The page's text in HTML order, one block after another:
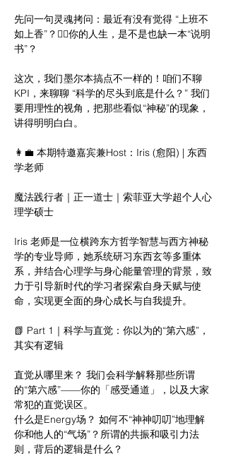
先问一句灵魂拷问：最近有没有觉得 “上班不
如上香”？🧘‍♀️你的人生，是不是也缺一本“说明
书”？
这次，我们墨尔本搞点不一样的！咱们不聊
KPI，来聊聊 “科学的尽头到底是什么？” 我们
要用理性的视角，把那些看似“神秘”的现象，
讲得明明白白。
👩‍💼 本期特邀嘉宾兼Host：Iris (愈阳) | 东西
学老师
魔法践行者｜正一道士｜索菲亚大学超个人心
理学硕士
Iris 老师是一位横跨东方哲学智慧与西方神秘
学的专业导师，她系统研习东西玄等多重体
系，并结合心理学与身心能量管理的背景，致
力于引导新时代的学习者探索自身天赋与使
命，实现更全面的身心成长与自我提升。
📗 Part 1｜科学与直觉：你以为的“第六感”，
其实有逻辑
直觉从哪里来？ 我们会科学解释那些所谓
的“第六感”——你的「感受通道」，以及大家
常犯的直觉误区。
什么是Energy场？ 如何不“神神叨叨”地理解
你和他人的“气场”？所谓的共振和吸引力法
则，背后的逻辑是什么？